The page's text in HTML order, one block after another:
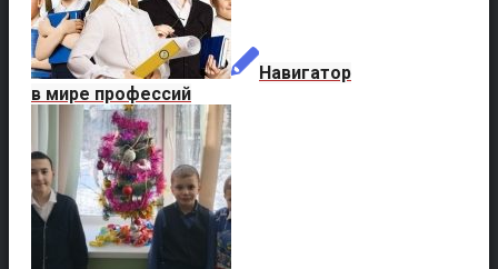
Навигатор
в мире профессий